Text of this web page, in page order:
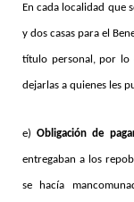
En cada localidad que
y dos casas para el
título personal, por lo
dejarlas a quienes les
e) Obligación de
entregaban a los
se hacía